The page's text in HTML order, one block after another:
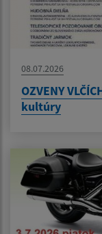
08.07.2026
OZVENY
kultúry